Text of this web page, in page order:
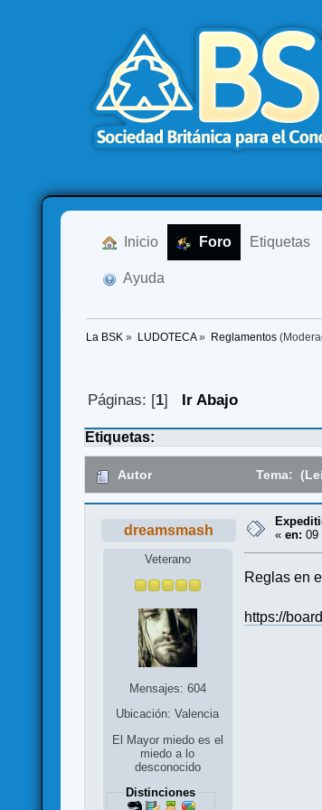
Inicio Foro Etiquetas
Ayuda
La BSK » LUDOTECA» Reglamentos
Páginas: [1] Ir Abajo
Etiquetas:
Autor Tema:
dreamsmash
Veterano
Mensajes: 604
Ubicación: Valencia
El Mayor miedo es el
miedo a lo
desconocido
Distinciones
«en: 09
Reglas en
https://